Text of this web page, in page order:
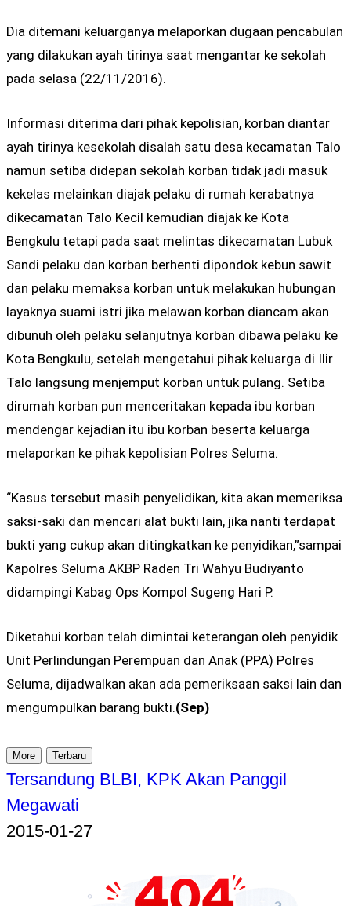
Dia ditemani keluarganya melaporkan dugaan pencabulan
yang dilakukan ayah tirinya saat mengantar ke sekolah
pada selasa (22/11/2016).
Informasi diterima dari pihak kepolisian, korban diantar
ayah tirinya kesekolah disalah satu desa kecamatan Talo
namun setiba didepan sekolah korban tidak jadi masuk
kekelas melainkan diajak pelaku di rumah kerabatnya
dikecamatan Talo Kecil kemudian diajak ke Kota
Bengkulu tetapi pada saat melintas dikecamatan Lubuk
Sandi pelaku dan korban berhenti dipondok kebun sawit
dan pelaku memaksa korban untuk melakukan hubungan
layaknya suami istri jika melawan korban diancam akan
dibunuh oleh pelaku selanjutnya korban dibawa pelaku ke
Kota Bengkulu, setelah mengetahui pihak keluarga di Ilir
Talo langsung menjemput korban untuk pulang. Setiba
dirumah korban pun menceritakan kepada ibu korban
mendengar kejadian itu ibu korban beserta keluarga
melaporkan ke pihak kepolisian Polres Seluma.
“Kasus tersebut masih penyelidikan, kita akan memeriksa
saksi-saki dan mencari alat bukti lain, jika nanti terdapat
bukti yang cukup akan ditingkatkan ke penyidikan,”sampai
Kapolres Seluma AKBP Raden Tri Wahyu Budiyanto
didampingi Kabag Ops Kompol Sugeng Hari P.
Diketahui korban telah dimintai keterangan oleh penyidik
Unit Perlindungan Perempuan dan Anak (PPA) Polres
Seluma, dijadwalkan akan ada pemeriksaan saksi lain dan
mengumpulkan barang bukti.(Sep)
More Terbaru
Tersandung BLBI, KPK Akan Panggil
Megawati
2015-01-27